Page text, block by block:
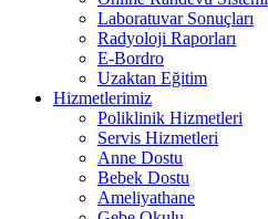
Laboratuvar Sonuçları
Radyoloji Raporları
E-Bordro
Uzaktan Eğitim
Hizmetlerimiz
Poliklinik Hizmetleri
Servis Hizmetleri
Anne Dostu
Bebek Dostu
Ameliyathane